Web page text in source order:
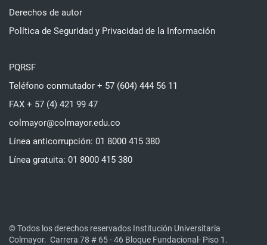
Derechos de autor
Política de Seguridad y Privacidad de la Información
PQRSF
Teléfono conmutador + 57 (604) 444 56 11
FAX + 57 (4) 421 99 47
colmayor@colmayor.edu.co
Línea anticorrupción: 01 8000 415 380
Línea gratuita: 01 8000 415 380
© Todos los derechos reservados Institución Universitaria
Colmayor. Carrera 78 # 65 - 46 Bloque Fundacional- Piso 1.